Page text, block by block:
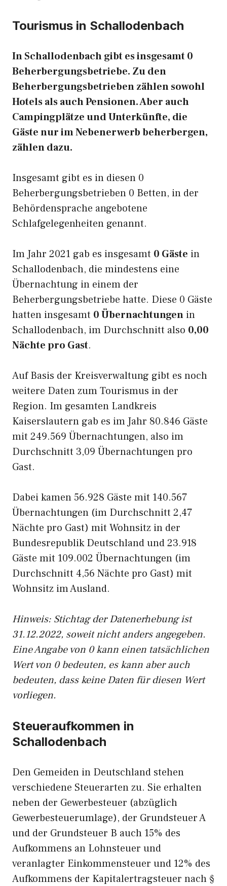
Tourismus in Schallodenbach
In Schallodenbach gibt es insgesamt 0
Beherbergungsbetriebe. Zu den
Beherbergungsbetrieben zählen sowohl
Hotels als auch Pensionen. Aber auch
Campingplätze und Unterkünfte, die
Gäste nur im Nebenerwerb beherbergen,
zählen dazu.
Insgesamt gibt es in diesen 0
Beherbergungsbetrieben 0 Betten, in der
Behördensprache angebotene
Schlafgelegenheiten genannt.
Im Jahr 2021 gab es insgesamt 0 Gäste in
Schallodenbach, die mindestens eine
Übernachtung in einem der
Beherbergungsbetriebe hatte. Diese 0 Gäste
hatten insgesamt 0 Übernachtungen in
Schallodenbach, im Durchschnitt also 0,00
Nächte pro Gast.
Auf Basis der Kreisverwaltung gibt es noch
weitere Daten zum Tourismus in der
Region. Im gesamten Landkreis
Kaiserslautern gab es im Jahr 80.846 Gäste
mit 249.569 Übernachtungen, also im
Durchschnitt 3,09 Übernachtungen pro
Gast.
Dabei kamen 56.928 Gäste mit 140.567
Übernachtungen (im Durchschnitt 2,47
Nächte pro Gast) mit Wohnsitz in der
Bundesrepublik Deutschland und 23.918
Gäste mit 109.002 Übernachtungen (im
Durchschnitt 4,56 Nächte pro Gast) mit
Wohnsitz im Ausland.
Hinweis: Stichtag der Datenerhebung ist
31.12.2022, soweit nicht anders angegeben.
Eine Angabe von 0 kann einen tatsächlichen
Wert von 0 bedeuten, es kann aber auch
bedeuten, dass keine Daten für diesen Wert
vorliegen.
Steueraufkommen in
Schallodenbach
Den Gemeiden in Deutschland stehen
verschiedene Steuerarten zu. Sie erhalten
neben der Gewerbesteuer (abzüglich
Gewerbesteuerumlage), der Grundsteuer A
und der Grundsteuer B auch 15% des
Aufkommens an Lohnsteuer und
veranlagter Einkommensteuer und 12% des
Aufkommens der Kapitalertragsteuer nach §